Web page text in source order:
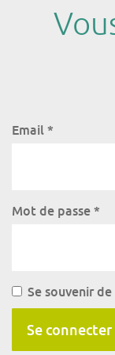
Email *
Mot de passe *
Se souvenir
Se connecter